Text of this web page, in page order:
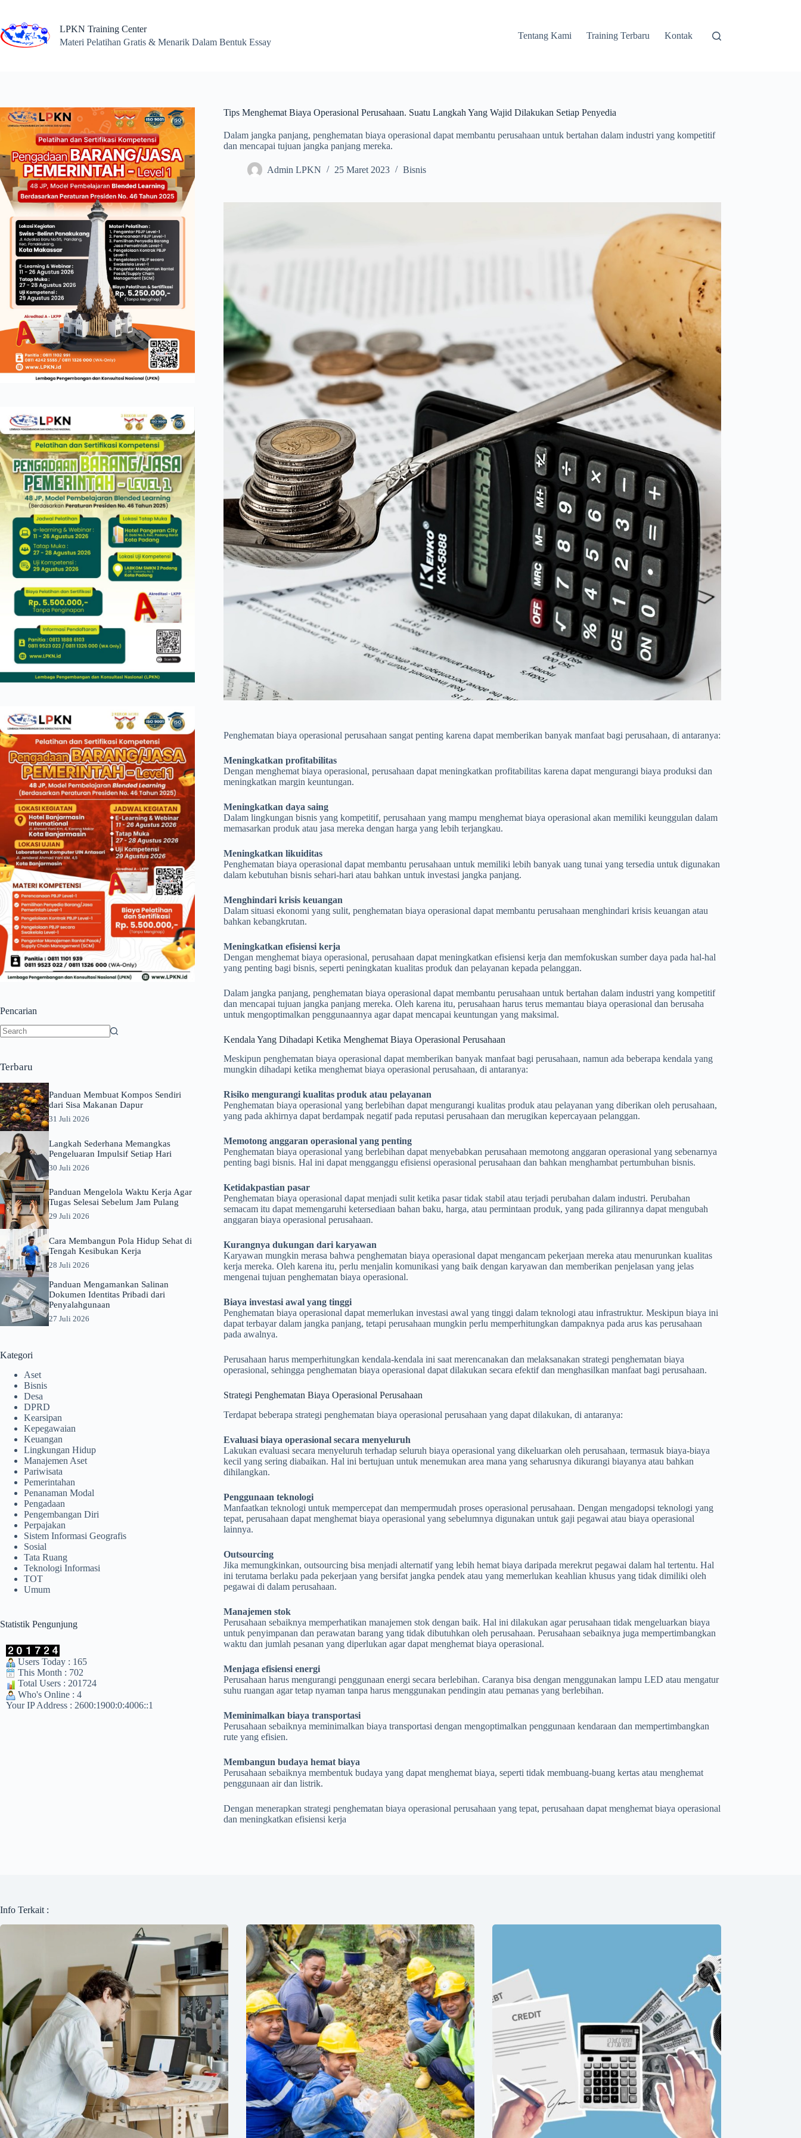
content
LPKN Training Center
Materi Pelatihan Gratis & Menarik Dalam Bentuk Essay
Tentang Kami Training Terbaru Kontak
Tips Menghemat Biaya Operasional Perusahaan. Suatu Langkah Yang Wajid Dilakukan Setiap Penyedia
Dalam jangka panjang, penghematan biaya operasional dapat membantu perusahaan untuk bertahan dalam industri yang kompetitif
dan mencapai tujuan jangka panjang mereka.
Admin LPKN 25 Maret 2023 Bisnis
Penghematan biaya operasional perusahaan sangat penting karena dapat memberikan banyak manfaat bagi perusahaan, di antaranya:
Meningkatkan profitabilitas
Dengan menghemat biaya operasional, perusahaan dapat meningkatkan profitabilitas karena dapat mengurangi biaya produksi dan
meningkatkan margin keuntungan.
Meningkatkan daya saing
Dalam lingkungan bisnis yang kompetitif, perusahaan yang mampu menghemat biaya operasional akan memiliki keunggulan dalam
memasarkan produk atau jasa mereka dengan harga yang lebih terjangkau.
Meningkatkan likuiditas
Penghematan biaya operasional dapat membantu perusahaan untuk memiliki lebih banyak uang tunai yang tersedia untuk digunakan
dalam kebutuhan bisnis sehari-hari atau bahkan untuk investasi jangka panjang.
Menghindari krisis keuangan
Dalam situasi ekonomi yang sulit, penghematan biaya operasional dapat membantu perusahaan menghindari krisis keuangan atau
bahkan kebangkrutan.
Meningkatkan efisiensi kerja
Dengan menghemat biaya operasional, perusahaan dapat meningkatkan efisiensi kerja dan memfokuskan sumber daya pada hal-hal
yang penting bagi bisnis, seperti peningkatan kualitas produk dan pelayanan kepada pelanggan.
Dalam jangka panjang, penghematan biaya operasional dapat membantu perusahaan untuk bertahan dalam industri yang kompetitif
dan mencapai tujuan jangka panjang mereka. Oleh karena itu, perusahaan harus terus memantau biaya operasional dan berusaha
untuk mengoptimalkan penggunaannya agar dapat mencapai keuntungan yang maksimal.
Kendala Yang Dihadapi Ketika Menghemat Biaya Operasional Perusahaan
Meskipun penghematan biaya operasional dapat memberikan banyak manfaat bagi perusahaan, namun ada beberapa kendala yang
mungkin dihadapi ketika menghemat biaya operasional perusahaan, di antaranya:
Risiko mengurangi kualitas produk atau pelayanan
Penghematan biaya operasional yang berlebihan dapat mengurangi kualitas produk atau pelayanan yang diberikan oleh perusahaan,
yang pada akhirnya dapat berdampak negatif pada reputasi perusahaan dan merugikan kepercayaan pelanggan.
Memotong anggaran operasional yang penting
Penghematan biaya operasional yang berlebihan dapat menyebabkan perusahaan memotong anggaran operasional yang sebenarnya
penting bagi bisnis. Hal ini dapat mengganggu efisiensi operasional perusahaan dan bahkan menghambat pertumbuhan bisnis.
Ketidakpastian pasar
Penghematan biaya operasional dapat menjadi sulit ketika pasar tidak stabil atau terjadi perubahan dalam industri. Perubahan
semacam itu dapat memengaruhi ketersediaan bahan baku, harga, atau permintaan produk, yang pada gilirannya dapat mengubah
anggaran biaya operasional perusahaan.
Kurangnya dukungan dari karyawan
Karyawan mungkin merasa bahwa penghematan biaya operasional dapat mengancam pekerjaan mereka atau menurunkan kualitas
kerja mereka. Oleh karena itu, perlu menjalin komunikasi yang baik dengan karyawan dan memberikan penjelasan yang jelas
mengenai tujuan penghematan biaya operasional.
Biaya investasi awal yang tinggi
Penghematan biaya operasional dapat memerlukan investasi awal yang tinggi dalam teknologi atau infrastruktur. Meskipun biaya ini
dapat terbayar dalam jangka panjang, tetapi perusahaan mungkin perlu memperhitungkan dampaknya pada arus kas perusahaan
pada awalnya.
Perusahaan harus memperhitungkan kendala-kendala ini saat merencanakan dan melaksanakan strategi penghematan biaya
operasional, sehingga penghematan biaya operasional dapat dilakukan secara efektif dan menghasilkan manfaat bagi perusahaan.
Strategi Penghematan Biaya Operasional Perusahaan
Terdapat beberapa strategi penghematan biaya operasional perusahaan yang dapat dilakukan, di antaranya:
Evaluasi biaya operasional secara menyeluruh
Lakukan evaluasi secara menyeluruh terhadap seluruh biaya operasional yang dikeluarkan oleh perusahaan, termasuk biaya-biaya
kecil yang sering diabaikan. Hal ini bertujuan untuk menemukan area mana yang seharusnya dikurangi biayanya atau bahkan
dihilangkan.
Penggunaan teknologi
Manfaatkan teknologi untuk mempercepat dan mempermudah proses operasional perusahaan. Dengan mengadopsi teknologi yang
tepat, perusahaan dapat menghemat biaya operasional yang sebelumnya digunakan untuk gaji pegawai atau biaya operasional
lainnya.
Outsourcing
Jika memungkinkan, outsourcing bisa menjadi alternatif yang lebih hemat biaya daripada merekrut pegawai dalam hal tertentu. Hal
ini terutama berlaku pada pekerjaan yang bersifat jangka pendek atau yang memerlukan keahlian khusus yang tidak dimiliki oleh
pegawai di dalam perusahaan.
Manajemen stok
Perusahaan sebaiknya memperhatikan manajemen stok dengan baik. Hal ini dilakukan agar perusahaan tidak mengeluarkan biaya
untuk penyimpanan dan perawatan barang yang tidak dibutuhkan oleh perusahaan. Perusahaan sebaiknya juga mempertimbangkan
waktu dan jumlah pesanan yang diperlukan agar dapat menghemat biaya operasional.
Menjaga efisiensi energi
Perusahaan harus mengurangi penggunaan energi secara berlebihan. Caranya bisa dengan menggunakan lampu LED atau mengatur
suhu ruangan agar tetap nyaman tanpa harus menggunakan pendingin atau pemanas yang berlebihan.
Meminimalkan biaya transportasi
Perusahaan sebaiknya meminimalkan biaya transportasi dengan mengoptimalkan penggunaan kendaraan dan mempertimbangkan
rute yang efisien.
Membangun budaya hemat biaya
Perusahaan sebaiknya membentuk budaya yang dapat menghemat biaya, seperti tidak membuang-buang kertas atau menghemat
penggunaan air dan listrik.
Dengan menerapkan strategi penghematan biaya operasional perusahaan yang tepat, perusahaan dapat menghemat biaya operasional
dan meningkatkan efisiensi kerja
Pencarian
Terbaru
Panduan Membuat Kompos Sendiri
dari Sisa Makanan Dapur
31 Juli 2026
Langkah Sederhana Memangkas
Pengeluaran Impulsif Setiap Hari
30 Juli 2026
Panduan Mengelola Waktu Kerja Agar
Tugas Selesai Sebelum Jam Pulang
29 Juli 2026
Cara Membangun Pola Hidup Sehat di
Tengah Kesibukan Kerja
28 Juli 2026
Panduan Mengamankan Salinan
Dokumen Identitas Pribadi dari
Penyalahgunaan
27 Juli 2026
Kategori
Aset
Bisnis
Desa
DPRD
Kearsipan
Kepegawaian
Keuangan
Lingkungan Hidup
Manajemen Aset
Pariwisata
Pemerintahan
Penanaman Modal
Pengadaan
Pengembangan Diri
Perpajakan
Sistem Informasi Geografis
Sosial
Tata Ruang
Teknologi Informasi
TOT
Umum
Statistik Pengunjung
Users Today : 165
This Month : 702
Total Users : 201724
Who's Online : 4
Your IP Address : 2600:1900:0:4006::1
Info Terkait :